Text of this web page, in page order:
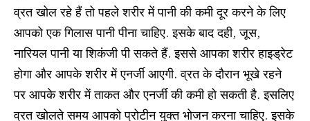
व्रत खोल रहे हैं तो पहले शरीर में पानी की कमी दूर करने के लिए
आपको एक गिलास पानी पीना चाहिए. इसके बाद दही, जूस,
नारियल पानी या शिकंजी पी सकते हैं. इससे आपका शरीर हाइड्रेट
होगा और आपके शरीर में एनर्जी आएगी. व्रत के दौरान भूखे रहने
पर आपके शरीर में ताकत और एनर्जी की कमी हो सकती है. इसलिए
व्रत खोलते समय आपको प्रोटीन युक्त भोजन करना चाहिए. इसके